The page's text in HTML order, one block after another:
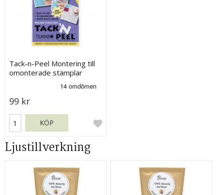
Tack-n-Peel Montering till
omonterade stämplar
99 kr
KÖP
Ljustillverkning